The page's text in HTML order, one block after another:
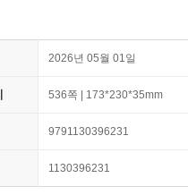
2026년 05월 01일
536쪽 | 173*230*35mm
9791130396231
1130396231